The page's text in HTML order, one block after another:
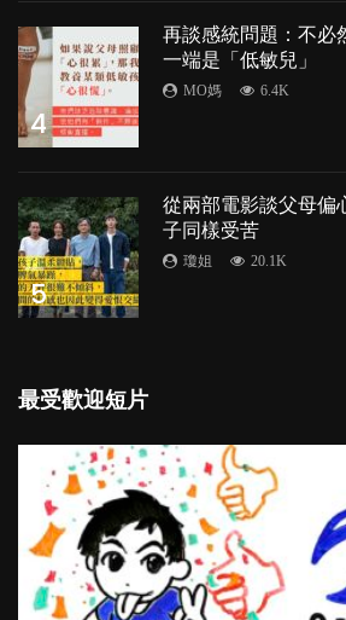
4
再談感統問題：不必
一端是「低敏兒」
MO媽 6.4K
5
從兩部電影談父母偏
子同樣受苦
瓊姐 20.1K
最受歡迎短片